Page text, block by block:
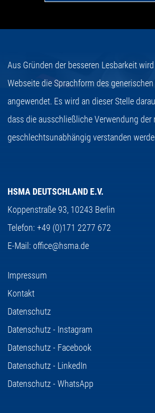
Aus Gründen der besseren Lesbarkeit
Webseite die Sprachform des
angewendet. Es wird an dieser Stelle
dass die ausschließliche Verwendung
geschlechtsunabhängig verstanden
HSMA DEUTSCHLAND E.V.
Koppenstraße 93, 10243 Berlin
Telefon: +49 (0)171 2277 672
E-Mail: office@hsma.de
Impressum
Kontakt
Datenschutz
Datenschutz - Instagram
Datenschutz - Facebook
Datenschutz - LinkedIn
Datenschutz - WhatsApp